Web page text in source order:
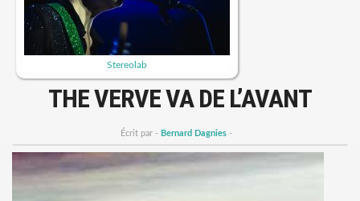
Stereolab
THE VERVE VA DE L’AVANT
Écrit par - Bernard Dagnies-